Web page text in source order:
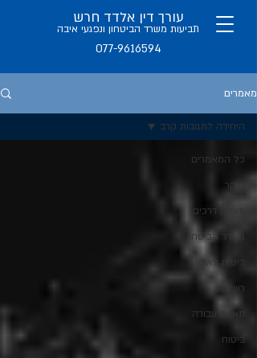
077-9616594
עורך דין אלדד חרש
תביעות משרד הביטחון ונפגעי איבה
מאמרים
כל המאמרים
חוקר
תאונת דרכים
משרד הביטחון
ביטוח לאומי
רשלנות
תאונת עבודה
ביטוח
היחידה לתגובות קרב